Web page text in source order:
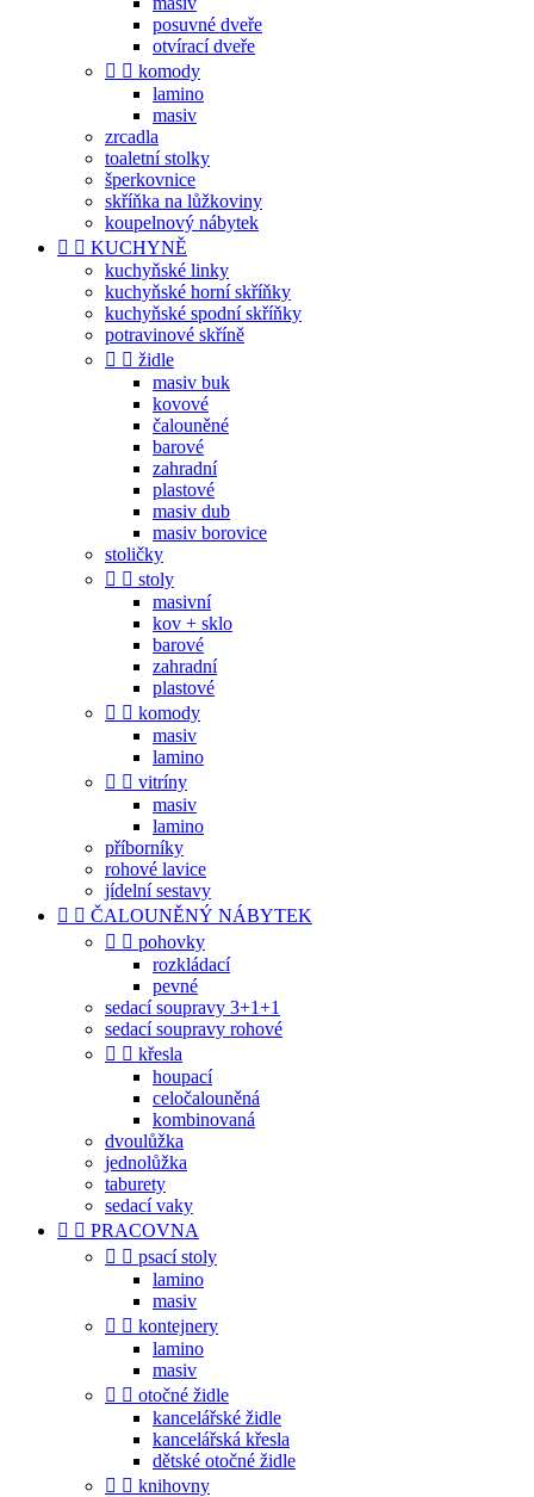
posuvné dveře
otvírací dveře
  komody
lamino
masiv
zrcadla
toaletní stolky
šperkovnice
skříňka na lůžkoviny
koupelnový nábytek
  KUCHYNĚ
kuchyňské linky
kuchyňské horní skříňky
kuchyňské spodní skříňky
potravinové skříně
  židle
masiv buk
kovové
čalouněné
barové
zahradní
plastové
masiv dub
masiv borovice
stoličky
  stoly
masivní
kov + sklo
barové
zahradní
plastové
  komody
masiv
lamino
  vitríny
masiv
lamino
příborníky
rohové lavice
jídelní sestavy
  ČALOUNĚNÝ NÁBYTEK
  pohovky
rozkládací
pevné
sedací soupravy 3+1+1
sedací soupravy rohové
  křesla
houpací
celočalouněná
kombinovaná
dvoulůžka
jednolůžka
taburety
sedací vaky
  PRACOVNA
  psací stoly
lamino
masiv
  kontejnery
lamino
masiv
  otočné židle
kancelářské židle
kancelářská křesla
dětské otočné židle
  knihovny